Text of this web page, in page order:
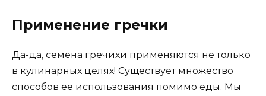
Применение гречки
Да-да, семена гречихи применяются не только
в кулинарных целях! Существует множество
способов ее использования помимо еды. Мы